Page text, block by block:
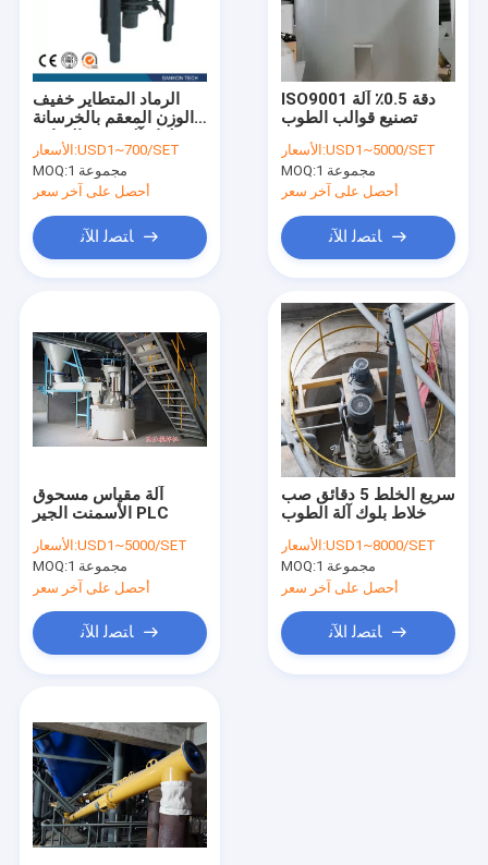
الرماد المتطاير خفيف
الوزن المعقم بالخرسانة
بمحرك 1390r / Min
0.55KW الألومنيوم
مسحوق خلاط
الأسعار:USD1~700/SET
MOQ:
1 مجموعة
أحصل على آخر سعر
ﺎﺘﺼﻟ ﺍﻶﻧ
ISO9001 دقة 0.5٪ آلة
تصنيع قوالب الطوب
الأسعار:USD1~5000/SET
MOQ:
1 مجموعة
أحصل على آخر سعر
ﺎﺘﺼﻟ ﺍﻶﻧ
آلة مقياس مسحوق
الأسمنت الجير PLC
الأسعار:USD1~5000/SET
MOQ:
1 مجموعة
أحصل على آخر سعر
ﺎﺘﺼﻟ ﺍﻶﻧ
سريع الخلط 5 دقائق صب
خلاط بلوك آلة الطوب
الأسعار:USD1~8000/SET
MOQ:
1 مجموعة
أحصل على آخر سعر
ﺎﺘﺼﻟ ﺍﻶﻧ